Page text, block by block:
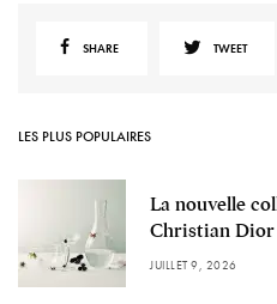
SHARE TWEET
LES PLUS POPULAIRES
La nouvelle
Christian
JUILLET 9, 2026